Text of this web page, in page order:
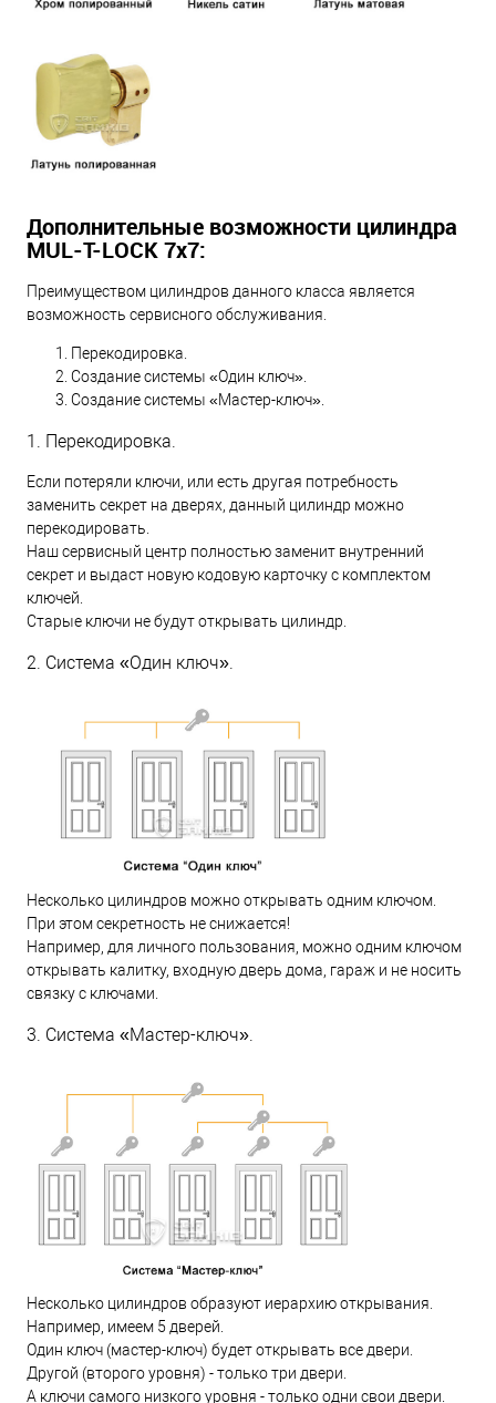
Дополнительные возможности цилиндра
MUL-T-LOCK 7х7:
Преимуществом цилиндров данного класса является
возможность сервисного обслуживания.
Перекодировка.
Создание системы «Один ключ».
Создание системы «Мастер-ключ».
1. Перекодировка.
Если потеряли ключи, или есть другая потребность
заменить секрет на дверях, данный цилиндр можно
перекодировать.
Наш сервисный центр полностью заменит внутренний
секрет и выдаст новую кодовую карточку с комплектом
ключей.
Старые ключи не будут открывать цилиндр.
2. Система «Один ключ».
Несколько цилиндров можно открывать одним ключом.
При этом секретность не снижается!
Например, для личного пользования, можно одним ключом
открывать калитку, входную дверь дома, гараж и не носить
связку с ключами.
3. Система «Мастер-ключ».
Несколько цилиндров образуют иерархию открывания.
Например, имеем 5 дверей.
Один ключ (мастер-ключ) будет открывать все двери.
Другой (второго уровня) - только три двери.
А ключи самого низкого уровня - только одни свои двери.